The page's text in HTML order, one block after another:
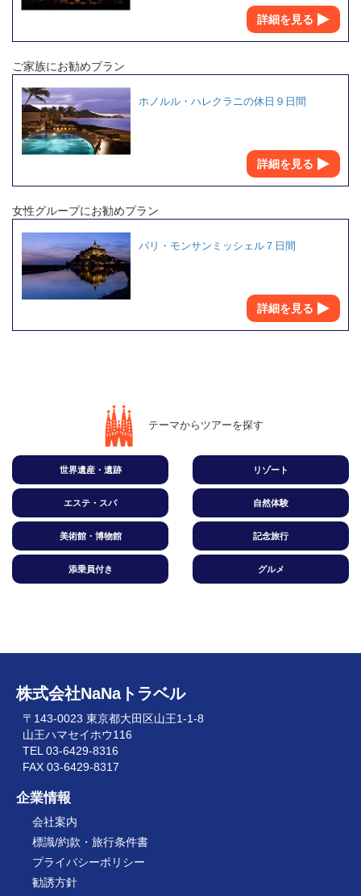
詳細を見る
ご家族にお勧めプラン
ホノルル・ハレクラニの休日９日間
詳細を見る
女性グループにお勧めプラン
パリ・モンサンミッシェル７日間
詳細を見る
テーマからツアーを探す
世界遺産・遺跡 リゾート
エステ・スパ 自然体験
美術館・博物館 記念旅行
添乗員付き グルメ
株式会社NaNaトラベル
〒143-0023 東京都大田区山王1-1-8
山王ハマセイホウ116
TEL 03-6429-8316
FAX 03-6429-8317
企業情報
会社案内
標識/約款・旅行条件書
プライバシーポリシー
勧誘方針